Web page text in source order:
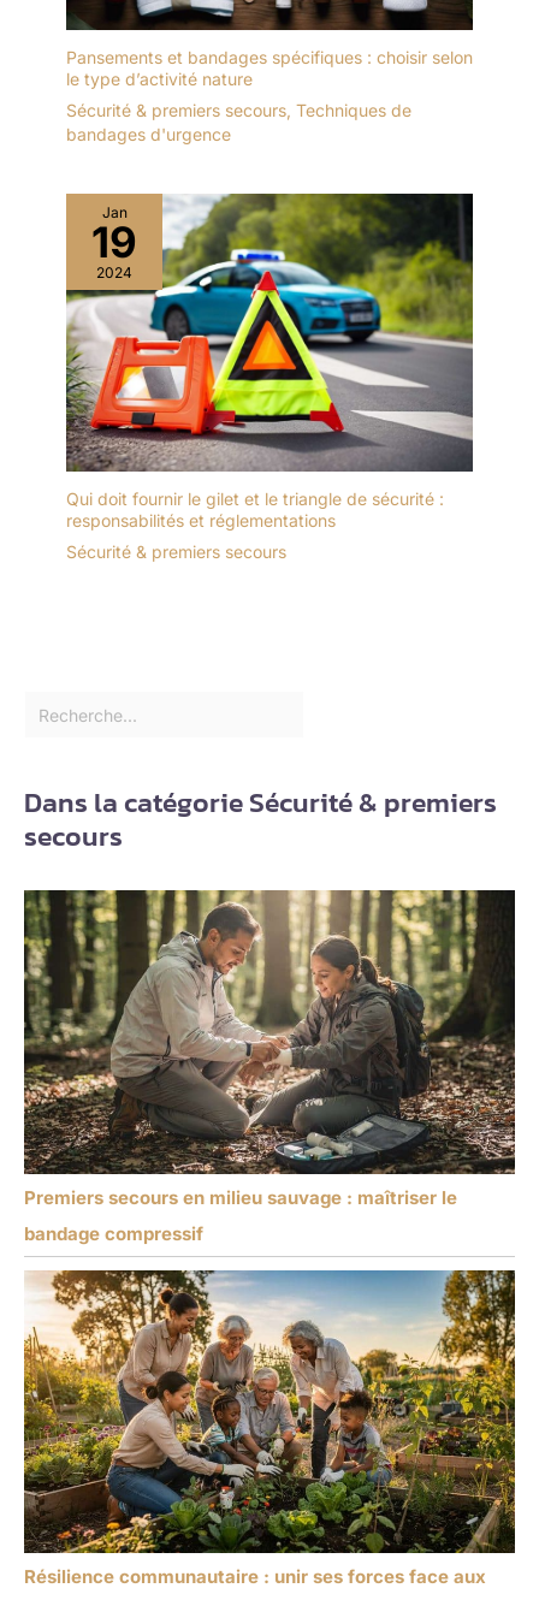
Pansements et bandages spécifiques : choisir selon
le type d’activité nature
Sécurité & premiers secours, Techniques de
bandages d'urgence
Jan
19
2024
Qui doit fournir le gilet et le triangle de sécurité :
responsabilités et réglementations
Sécurité & premiers secours
Dans la catégorie Sécurité & premiers
secours
Premiers secours en milieu sauvage : maîtriser le
bandage compressif
Résilience communautaire : unir ses forces face aux